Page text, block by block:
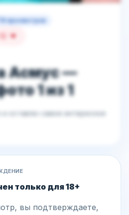
78 просмотров
Асмус —
1 из 1
и оставлю самое интересное
только для 18+
вы подтверждаете,